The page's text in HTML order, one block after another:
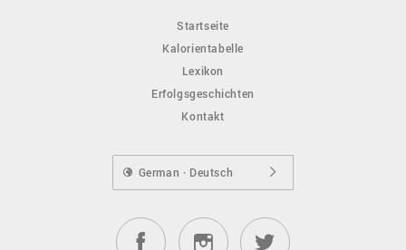
Startseite
Kalorientabelle
Lexikon
Erfolgsgeschichten
Kontakt
German · Deutsch